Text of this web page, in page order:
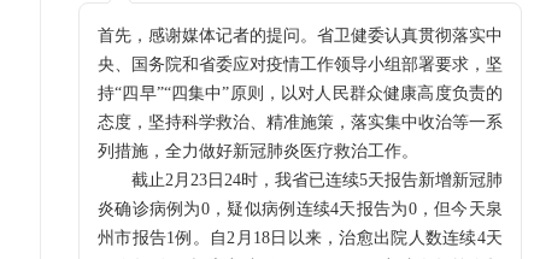
首先，感谢媒体记者的提问。省卫健委认真贯彻落实中
央、国务院和省委应对疫情工作领导小组部署要求，坚
持“四早”“四集中”原则，以对人民群众健康高度负责的
态度，坚持科学救治、精准施策，落实集中收治等一系
列措施，全力做好新冠肺炎医疗救治工作。
截止2月23日24时，我省已连续5天报告新增新冠肺
炎确诊病例为0，疑似病例连续4天报告为0，但今天泉
州市报告1例。自2月18日以来，治愈出院人数连续4天